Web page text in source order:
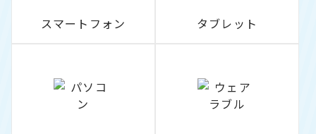
スマートフォン タブレット